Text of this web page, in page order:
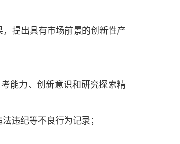
提出具有市场前景的创新性产
能力、创新意识和研究探索精
违纪等不良行为记录；